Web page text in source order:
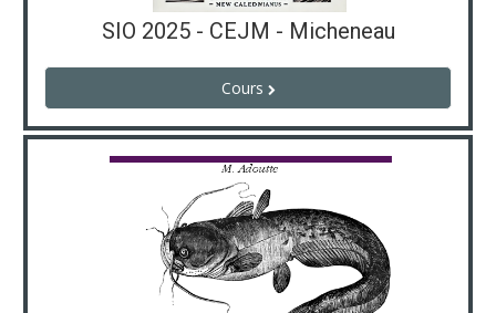
SIO 2025 - CEJM - Micheneau
Cours